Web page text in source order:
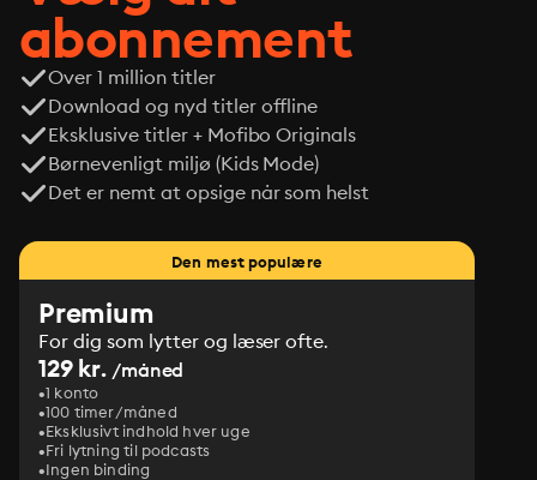
abonnement
Over 1 million titler
Download og nyd titler offline
Eksklusive titler + Mofibo Originals
Børnevenligt miljø (Kids Mode)
Det er nemt at opsige når som helst
Den mest populære
Premium
For dig som lytter og læser ofte.
129 kr. /måned
1 konto
100 timer/måned
Eksklusivt indhold hver uge
Fri lytning til podcasts
Ingen binding